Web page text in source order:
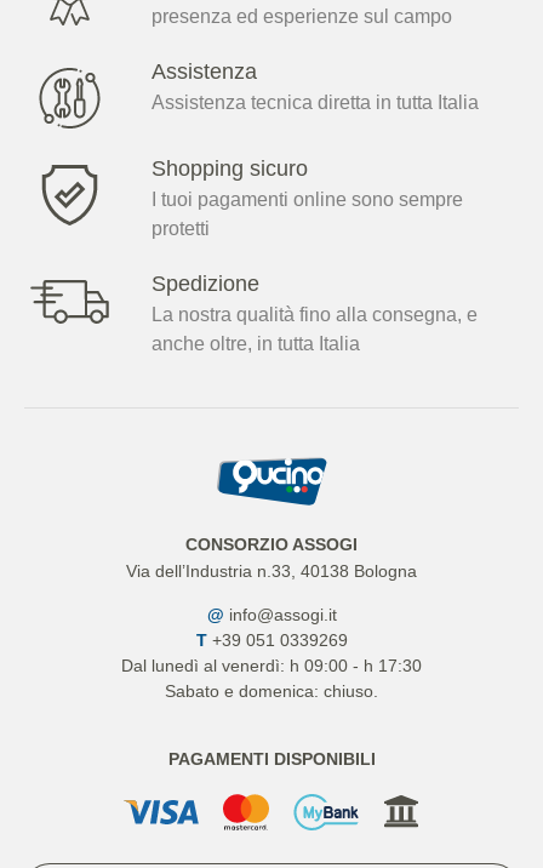
presenza ed esperienze sul campo
Assistenza
Assistenza tecnica diretta in tutta Italia
Shopping sicuro
I tuoi pagamenti online sono sempre
protetti
Spedizione
La nostra qualità fino alla consegna, e
anche oltre, in tutta Italia
CONSORZIO ASSOGI
Via dell’Industria n.33, 40138 Bologna
@ info@assogi.it
T +39 051 0339269
Dal lunedì al venerdì: h 09:00 - h 17:30
Sabato e domenica: chiuso.
PAGAMENTI DISPONIBILI